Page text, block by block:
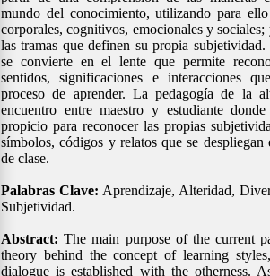
mundo del conocimiento, utilizando para
corporales, cognitivos, emocionales y
las tramas que definen su propia
se convierte en el lente que permite
sentidos, significaciones e interacciones
proceso de aprender. La pedagogía de la
encuentro entre maestro y estudiante
propicio para reconocer las propias
símbolos, códigos y relatos que se
de clase.
Palabras Clave: Aprendizaje, Alteridad,
Subjetividad.
Abstract: The main purpose of the current
theory behind the concept of learning
dialogue is established with the otherness.